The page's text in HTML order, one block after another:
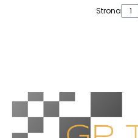
Strona